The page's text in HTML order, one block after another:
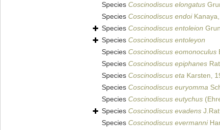
Species Coscinodiscus elongatus
Species Coscinodiscus endoi
Species Coscinodiscus entoleion
Species Coscinodiscus entoleyon
Species Coscinodiscus eomonoculus
Species Coscinodiscus epiphanes
Species Coscinodiscus eta Karsten,
Species Coscinodiscus euryomma
Species Coscinodiscus eutychus
Species Coscinodiscus evadens
Species Coscinodiscus evermanni